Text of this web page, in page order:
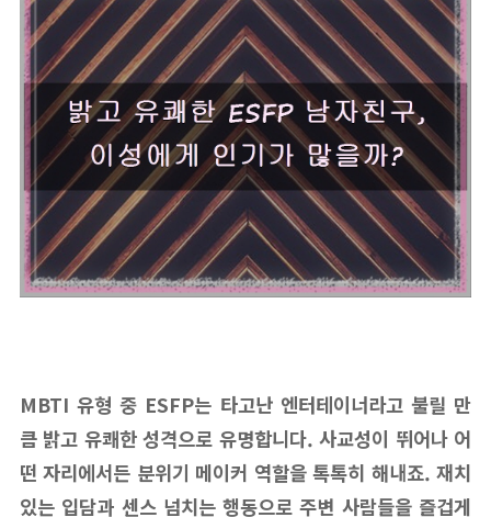
MBTI 유형 중 ESFP는 타고난 엔터테이너라고 불릴 만
큼 밝고 유쾌한 성격으로 유명합니다. 사교성이 뛰어나 어
떤 자리에서든 분위기 메이커 역할을 톡톡히 해내죠. 재치
있는 입담과 센스 넘치는 행동으로 주변 사람들을 즐겁게